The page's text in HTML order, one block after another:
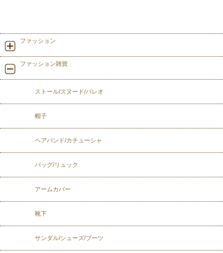
ファッション
ファッション雑貨
ストール/スヌード/パレオ
帽子
ヘアバンド/カチューシャ
バッグ/リュック
アームカバー
靴下
サンダル/シューズ/ブーツ